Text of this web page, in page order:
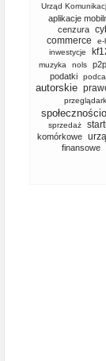
Urząd
aplikacje
cenzura
commerce
e-
inwestycje
muzyka nols p2p
podatki
autorskie
sprzedaż
komórkowe
finansowe